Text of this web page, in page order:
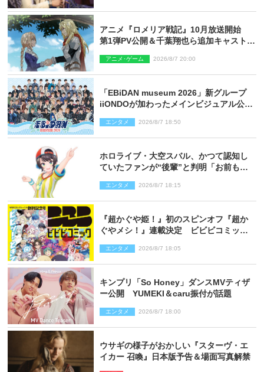
アニメ『ロメリア戦記』10月放送開始
第1弾PV公開＆千葉翔也ら追加キャスト4
アニメ･ゲーム 2026/8/7 20:00
「EBiDAN museum 2026」新グループ
iiONDOが加わったメインビジュアル公
エンタメ 2026/8/7 18:50
ホロライブ・大空スバル、かつて認知し
ていたファンが“後輩”と判明「お前もし
エンタメ 2026/8/7 18:15
『超かぐや姫！』初のスピンオフ『超か
ぐやメシ！』連載決定 ビビビコミック
エンタメ 2026/8/7 18:05
キンプリ「So Honey」ダンスMVティザ
ー公開 YUMEKI＆caru振付が話題
エンタメ 2026/8/7 18:00
ウサギの様子がおかしい『スターヴ・エ
イカー 召喚』日本版予告＆場面写真解禁